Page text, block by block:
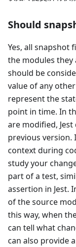
Should
Yes, all snapshot
the modules they
should be
value of any
represent the
point in time. In
are modified,
previous version.
context during
study your
part of a test,
assertion in Jest.
of the source
this way, when
can tell what
can also provide